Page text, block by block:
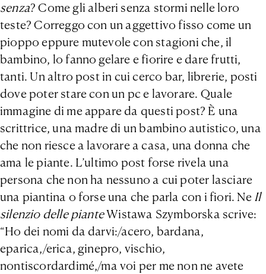
senza? Come gli alberi senza stormi nelle loro
teste? Correggo con un aggettivo fisso come un
pioppo eppure mutevole con stagioni che, il
bambino, lo fanno gelare e fiorire e dare frutti,
tanti. Un altro post in cui cerco bar, librerie, posti
dove poter stare con un pc e lavorare. Quale
immagine di me appare da questi post? È una
scrittrice, una madre di un bambino autistico, una
che non riesce a lavorare a casa, una donna che
ama le piante. L’ultimo post forse rivela una
persona che non ha nessuno a cui poter lasciare
una piantina o forse una che parla con i fiori. Ne Il
silenzio delle pianteWistawa Szymborska scrive:
“Ho dei nomi da darvi:/acero, bardana,
eparica,/erica, ginepro, vischio,
nontiscordardimé,/ma voi per me non ne avete